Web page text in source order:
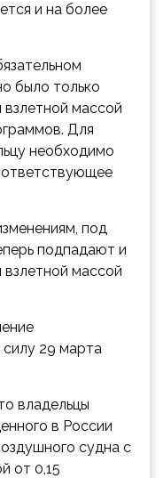
и на более
было только
массой
Для
необходимо
под
подпадают и
массой
29 марта
владельцы
в России
судна с
от 0,15